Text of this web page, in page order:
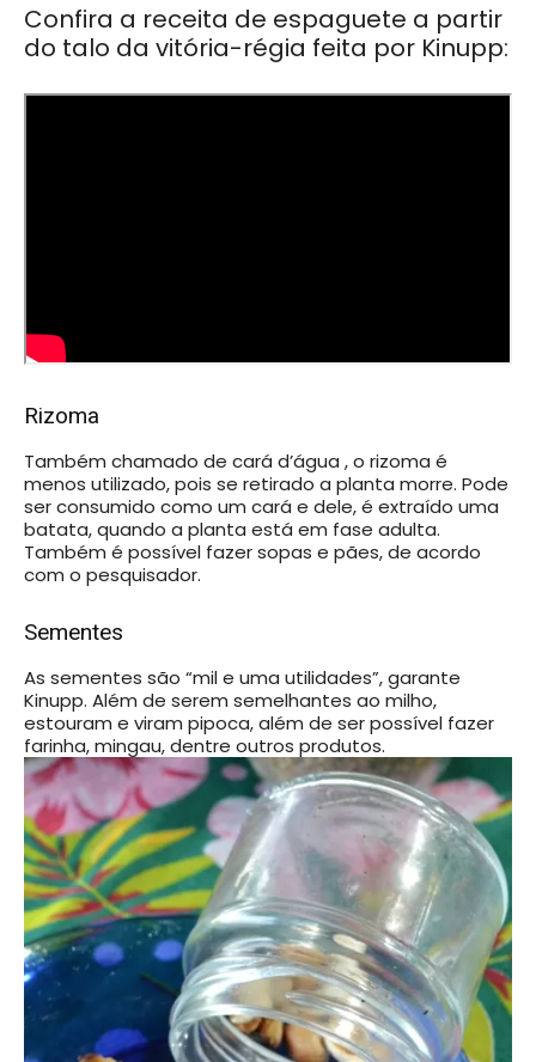
Confira a receita de espaguete a partir
do talo da vitória-régia feita por Kinupp:
Rizoma
Também chamado de cará d’água , o rizoma é
menos utilizado, pois se retirado a planta morre. Pode
ser consumido como um cará e dele, é extraído uma
batata, quando a planta está em fase adulta.
Também é possível fazer sopas e pães, de acordo
com o pesquisador.
Sementes
As sementes são “mil e uma utilidades”, garante
Kinupp. Além de serem semelhantes ao milho,
estouram e viram pipoca, além de ser possível fazer
farinha, mingau, dentre outros produtos.